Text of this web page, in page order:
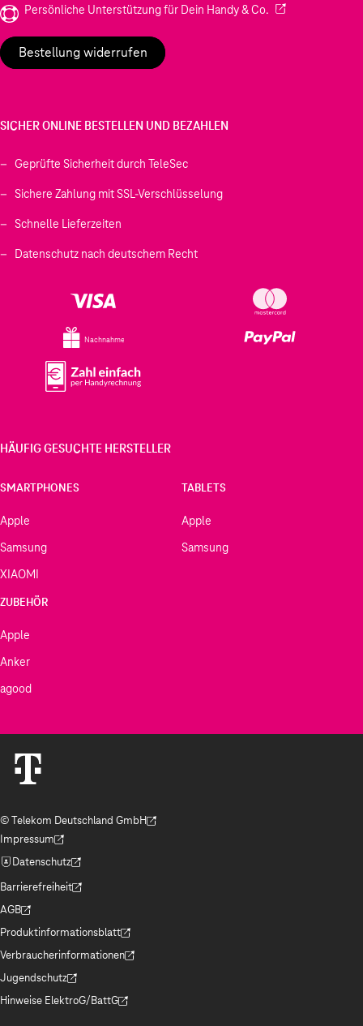
Persönliche Unterstützung für Dein Handy & Co. (Wird in einem
Bestellung widerrufen
SICHER ONLINE BESTELLEN UND BEZAHLEN
Geprüfte Sicherheit durch TeleSec
Sichere Zahlung mit SSL-Verschlüsselung
Schnelle Lieferzeiten
Datenschutz nach deutschem Recht
Nachnahme
HÄUFIG GESUCHTE HERSTELLER
SMARTPHONES
Apple
Samsung
XIAOMI
TABLETS
Apple
Samsung
ZUBEHÖR
Apple
Anker
agood
© Telekom Deutschland GmbH
(Der Link wird in einem neuen Tab geöffnet)
Impressum
(Der Link wird in einem neuen Tab geöffnet)
Datenschutz
(Der Link wird in einem neuen Tab geöffnet)
Barrierefreiheit
(Der Link wird in einem neuen Tab geöffnet)
AGB
(Der Link wird in einem neuen Tab geöffnet)
Produktinformationsblatt
(Der Link wird in einem neuen Tab geöffnet)
Verbraucherinformationen
(Der Link wird in einem neuen Tab geöffnet)
Jugendschutz
(Der Link wird in einem neuen Tab geöffnet)
Hinweise ElektroG/BattG
(Der Link wird in einem neuen Tab geöffnet)